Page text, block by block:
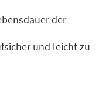
der
und leicht zu